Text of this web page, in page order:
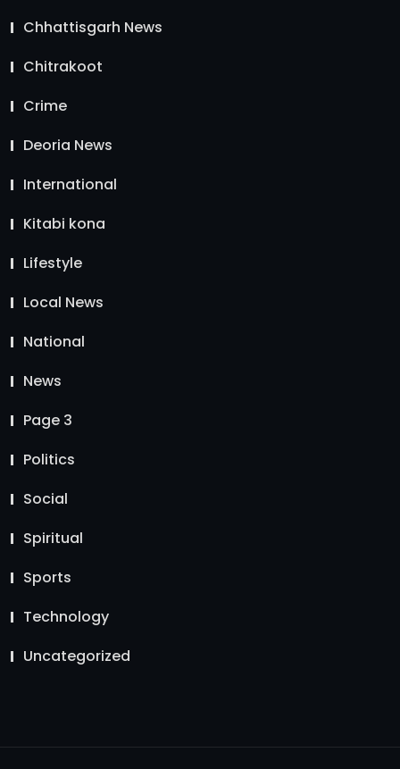
Chhattisgarh News
Chitrakoot
Crime
Deoria News
International
Kitabi kona
Lifestyle
Local News
National
News
Page 3
Politics
Social
Spiritual
Sports
Technology
Uncategorized